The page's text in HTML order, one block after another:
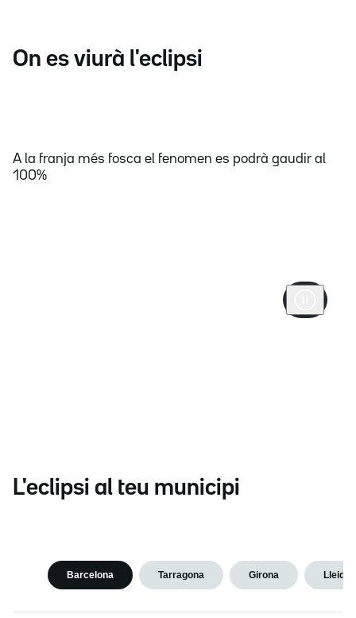
On es viurà l'eclipsi
A la franja més fosca el fenomen es podrà gaudir al
100%
L'eclipsi al teu municipi
Barcelona Tarragona Girona Lleida